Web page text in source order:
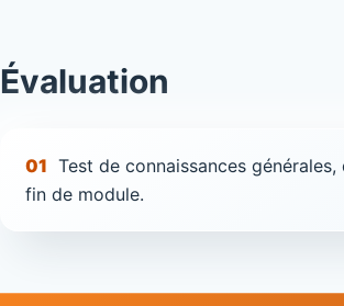
Évaluation
01 Test de connaissances
fin de module.